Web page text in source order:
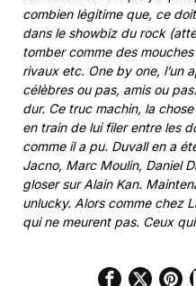
combien légitime que, ce
dans le showbiz du rock
tomber comme des
rivaux etc. One by one, l’un
célèbres ou pas, amis ou
dur. Ce truc machin, la
en train de lui filer entre les
comme il a pu. Duvall en a
Jacno, Marc Moulin, Daniel
gloser sur Alain Kan.
unlucky. Alors comme chez
qui ne meurent pas. Ceux